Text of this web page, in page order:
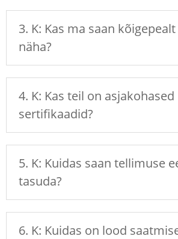
3. K: Kas ma saan
näha?
4. K: Kas teil on asjakohased
sertifikaadid?
5. K: Kuidas saan tellimuse
tasuda?
6. K: Kuidas on lood